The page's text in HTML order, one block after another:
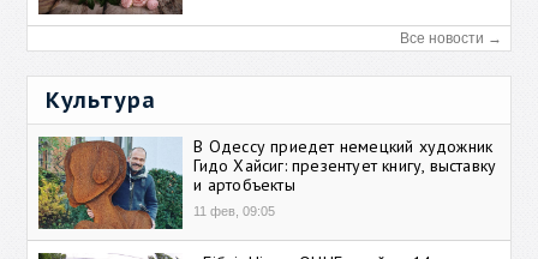
Все новости →
Культура
В Одессу приедет немецкий художник
Гидо Хайсиг: презентует книгу, выставку
и артобъекты
11 фев, 09:05